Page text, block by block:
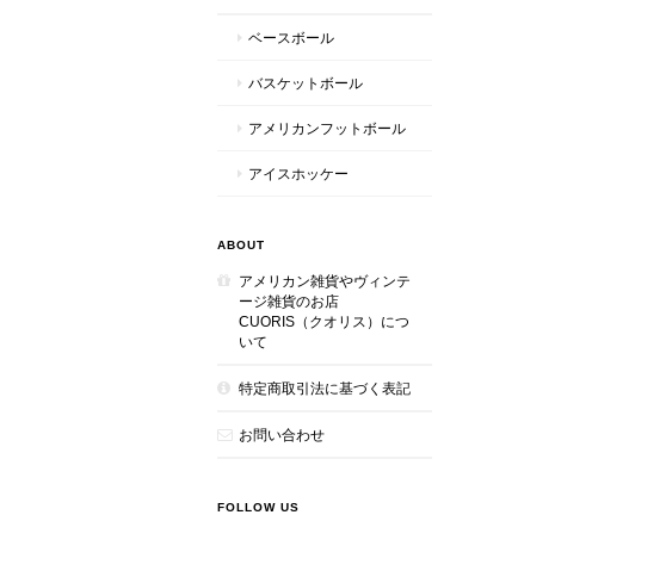
ベースボール
バスケットボール
アメリカンフットボール
アイスホッケー
ABOUT
アメリカン雑貨やヴィンテ
ージ雑貨のお店
CUORIS（クオリス）につ
いて
特定商取引法に基づく表記
お問い合わせ
FOLLOW US